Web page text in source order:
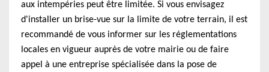
aux intempéries peut être limitée. Si vous envisagez
d'installer un brise-vue sur la limite de votre terrain, il est
recommandé de vous informer sur les réglementations
locales en vigueur auprès de votre mairie ou de faire
appel à une entreprise spécialisée dans la pose de